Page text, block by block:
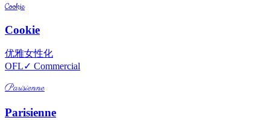
Cookie
Cookie
优雅女性化
OFL✓ Commercial
Parisienne
Parisienne